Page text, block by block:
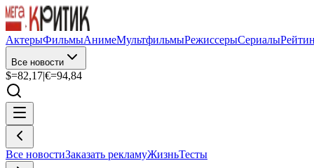
АктерыФильмыАнимеМультфильмыРежиссерыСериалы
Все новости
$=82,17|€=94,84
Все новостиЗаказать рекламуЖизньТесты